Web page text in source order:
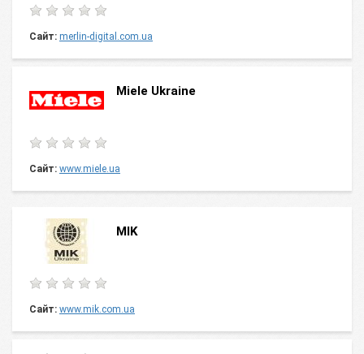
Сайт: merlin-digital.com.ua
Miele Ukraine
Сайт: www.miele.ua
MIK
Сайт: www.mik.com.ua